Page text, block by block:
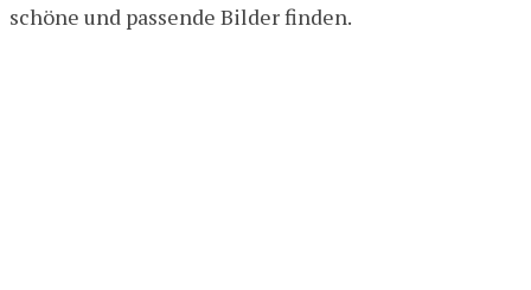
schöne und passende Bilder finden.